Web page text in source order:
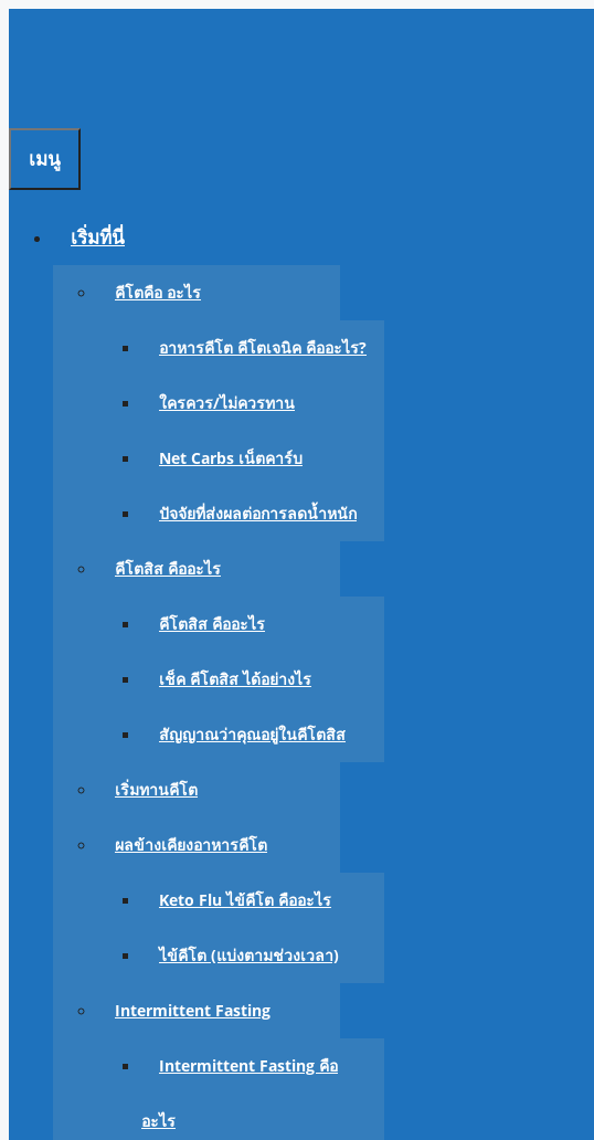
เมนู
เริ่มที่นี่
คีโตคือ อะไร
อาหารคีโต คีโตเจนิค คืออะไร?
ใครควร/ไม่ควรทาน
Net Carbs เน็ตคาร์บ
ปัจจัยที่ส่งผลต่อการลดน้ำหนัก
คีโตสิส คืออะไร
คีโตสิส คืออะไร
เช็ค คีโตสิส ได้อย่างไร
สัญญาณว่าคุณอยู่ในคีโตสิส
เริ่มทานคีโต
ผลข้างเคียงอาหารคีโต
Keto Flu ไข้คีโต คืออะไร
ไข้คีโต (แบ่งตามช่วงเวลา)
Intermittent Fasting
Intermittent Fasting คือ
อะไร